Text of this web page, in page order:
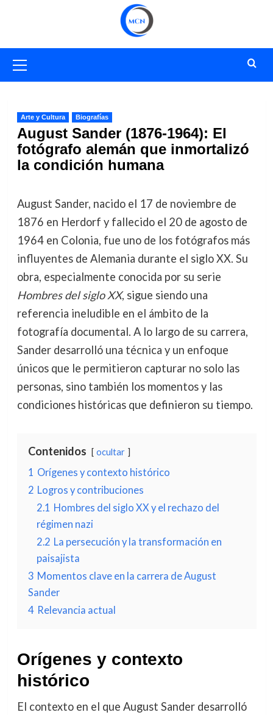
primario
Arte y Cultura Biografías
August Sander (1876-1964): El
fotógrafo alemán que inmortalizó
la condición humana
August Sander, nacido el 17 de noviembre de
1876 en Herdorf y fallecido el 20 de agosto de
1964 en Colonia, fue uno de los fotógrafos más
influyentes de Alemania durante el siglo XX. Su
obra, especialmente conocida por su serie
Hombres del siglo XX, sigue siendo una
referencia ineludible en el ámbito de la
fotografía documental. A lo largo de su carrera,
Sander desarrolló una técnica y un enfoque
únicos que le permitieron capturar no solo las
personas, sino también los momentos y las
condiciones históricas que definieron su tiempo.
Contenidos ocultar
1 Orígenes y contexto histórico
2 Logros y contribuciones
2.1 Hombres del siglo XX y el rechazo del
régimen nazi
2.2 La persecución y la transformación en
paisajista
3 Momentos clave en la carrera de August
Sander
4 Relevancia actual
Orígenes y contexto
histórico
El contexto en el que August Sander desarrolló